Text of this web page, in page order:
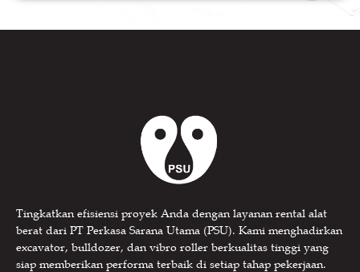
Tingkatkan efisiensi proyek Anda dengan layanan rental alat
berat dari PT Perkasa Sarana Utama (PSU). Kami menghadirkan
excavator, bulldozer, dan vibro roller berkualitas tinggi yang
siap memberikan performa terbaik di setiap tahap pekerjaan.